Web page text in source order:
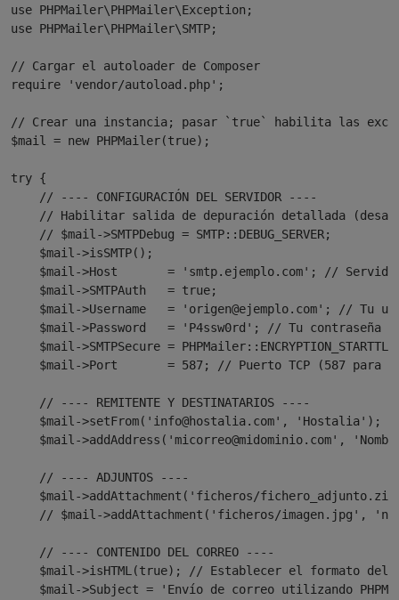
use PHPMailer\PHPMailer\Exception;
use PHPMailer\PHPMailer\SMTP;
// Cargar el autoloader de Composer
require
'vendor/autoload.php' ;
// Crear una instancia; pasar ` true
$mail = new PHPMailer(true);
try {
    // ---- CONFIGURACIÓN DEL SERVIDOR ----
// Habilitar salida de depuración detallada
    //
$mail->SMTPDebug =
$mail->isSMTP();
$mail->Host       = 'smtp.ejemplo.com' ; // Servidor
$mail->SMTPAuth   = true;
$mail->Username   = ' origen@ejemplo.com' ; // Tu
$mail->Password   = 'P4ssw0rd' ; // Tu contraseña
$mail->SMTPSecure =
$mail->Port       = 587; // Puerto TCP (587 para
    // ---- REMITENTE Y DESTINATARIOS ----
$mail->setFrom( ' info@hostalia.com' , 'Hostalia' );
$mail->addAddress( 'micorreo@midominio.com' ,
    // ---- ADJUNTOS ----
$mail->addAttachment( 'ficheros/
    //
$mail->addAttachment( 'ficheros/imagen.jpg' ,
    // ---- CONTENIDO DEL CORREO ----
$mail->isHTML(true); // Establecer el formato del
$mail->Subject =
'Envío de correo utilizando